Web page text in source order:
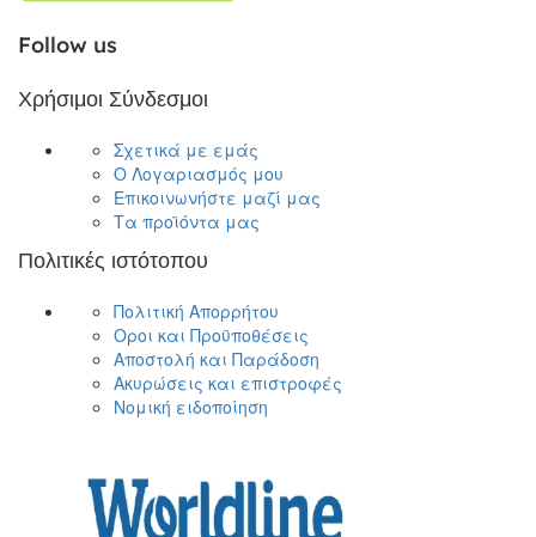
Follow us
Χρήσιμοι Σύνδεσμοι
Σχετικά με εμάς
Ο Λογαριασμός μου
Επικοινωνήστε μαζί μας
Τα προϊόντα μας
Πολιτικές ιστότοπου
Πολιτική Απορρήτου
Οροι και Προϋποθέσεις
Αποστολή και Παράδοση
Ακυρώσεις και επιστροφές
Νομική ειδοποίηση